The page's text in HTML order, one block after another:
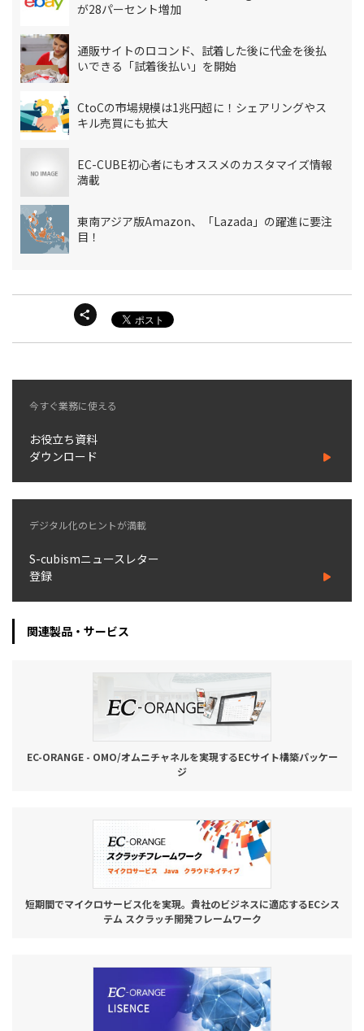
が28パーセント増加
通販サイトのロコンド、試着した後に代金を後払
いできる「試着後払い」を開始
CtoCの市場規模は1兆円超に！シェアリングやス
キル売買にも拡大
EC-CUBE初心者にもオススメのカスタマイズ情報
満載
東南アジア版Amazon、「Lazada」の躍進に要注
目！
今すぐ業務に使える
お役立ち資料
ダウンロード
デジタル化のヒントが満載
S-cubismニュースレター
登録
関連製品・サービス
EC-ORANGE - OMO/オムニチャネルを実現するECサイト構築パッケー
ジ
短期間でマイクロサービス化を実現。貴社のビジネスに適応するECシス
テム スクラッチ開発フレームワーク